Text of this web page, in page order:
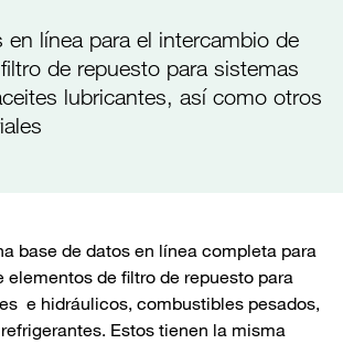
en línea para el intercambio de
de repuesto para sistemas
lubricantes, así como otros
base de datos en línea completa para
elementos de filtro de repuesto para
e hidráulicos, combustibles pesados,
Estos tienen la misma